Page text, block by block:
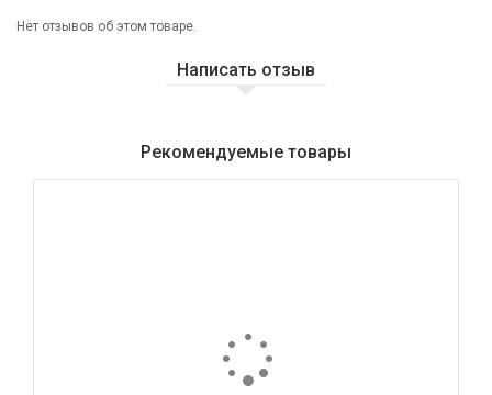
Нет отзывов об этом товаре.
Написать отзыв
Рекомендуемые товары